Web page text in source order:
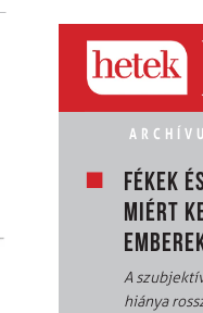
FÉKEK
MIÉRT
A
hiánya